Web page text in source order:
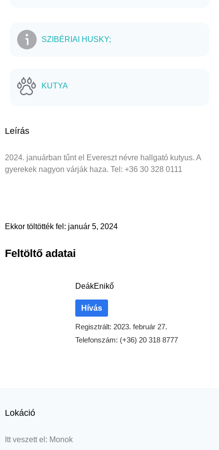
SZIBÉRIAI HUSKY;
KUTYA
Leírás
2024. januárban tűnt el Evereszt névre hallgató kutyus. A
gyerekek nagyon várják haza. Tel: +36 30 328 0111
Ekkor töltötték fel: január 5, 2024
Feltöltő adatai
DeákEnikő
Hívás
Regisztrált: 2023. február 27.
Telefonszám: (+36) 20 318 8777
Lokáció
Itt veszett el: Monok